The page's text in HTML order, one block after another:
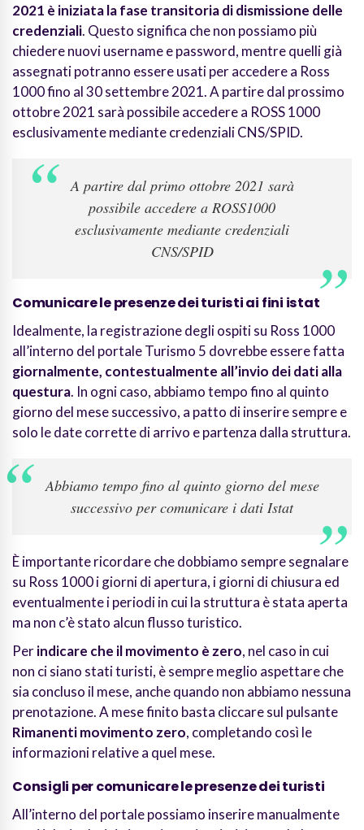
2021 è iniziata la fase transitoria di dismissione delle
credenziali. Questo significa che non possiamo più
chiedere nuovi username e password, mentre quelli già
assegnati potranno essere usati per accedere a Ross
1000 fino al 30 settembre 2021. A partire dal prossimo
ottobre 2021 sarà possibile accedere a ROSS 1000
esclusivamente mediante credenziali CNS/SPID.
A partire dal primo ottobre 2021 sarà
possibile accedere a ROSS1000
esclusivamente mediante credenziali
CNS/SPID
Comunicare le presenze dei turisti ai fini istat
Idealmente, la registrazione degli ospiti su Ross 1000
all’interno del portale Turismo 5 dovrebbe essere fatta
giornalmente, contestualmente all’invio dei dati alla
questura. In ogni caso, abbiamo tempo fino al quinto
giorno del mese successivo, a patto di inserire sempre e
solo le date corrette di arrivo e partenza dalla struttura.
Abbiamo tempo fino al quinto giorno del mese
successivo per comunicare i dati Istat
È importante ricordare che dobbiamo sempre segnalare
su Ross 1000 i giorni di apertura, i giorni di chiusura ed
eventualmente i periodi in cui la struttura è stata aperta
ma non c’è stato alcun flusso turistico.
Perindicare che il movimento è zero, nel caso in cui
non ci siano stati turisti, è sempre meglio aspettare che
sia concluso il mese, anche quando non abbiamo nessuna
prenotazione. A mese finito basta cliccare sul pulsante
Rimanenti movimento zero, completando così le
informazioni relative a quel mese.
Consigli per comunicare le presenze dei turisti
All’interno del portale possiamo inserire manualmente